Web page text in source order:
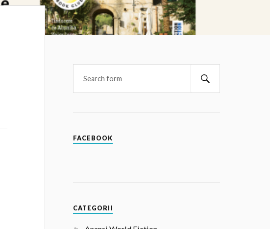
FACEBOOK
CATEGORII